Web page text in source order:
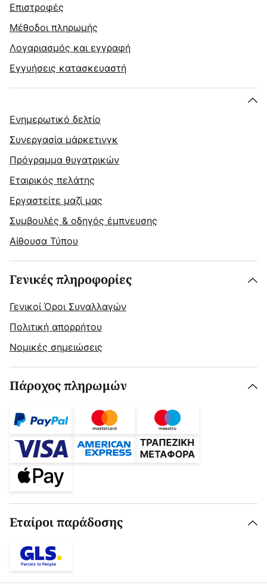
Επιστροφές
Μέθοδοι πληρωμής
Λογαριασμός και εγγραφή
Εγγυήσεις κατασκευαστή
Ενημερωτικό δελτίο
Συνεργασία μάρκετινγκ
Πρόγραμμα θυγατρικών
Εταιρικός πελάτης
Εργαστείτε μαζί μας
Συμβουλές & οδηγός έμπνευσης
Αίθουσα Τύπου
Γενικές πληροφορίες
Γενικοί Όροι Συναλλαγών
Πολιτική απορρήτου
Νομικές σημειώσεις
Πάροχος πληρωμών
Εταίροι παράδοσης